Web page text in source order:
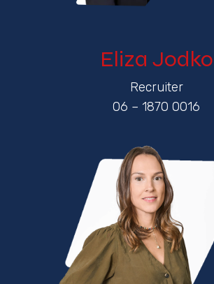
Eliza Jodko
Recruiter
06 – 1870 0016